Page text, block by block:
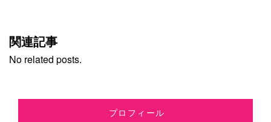
関連記事
No related posts.
プロフィール